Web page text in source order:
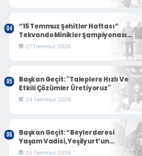
“15 Temmuz Şehitler Haftası”
Tekvando Minikler Şampiyonası
Nefes Kesti
27 Temmuz 2026
Başkan Geçit: "Taleplere Hızlı Ve
Etkili Çözümler Üretiyoruz"
24 Temmuz 2026
Başkan Geçit: “Beylerderesi
Yaşam Vadisi, Yeşilyurt’un
Turizm Ve Sosyal Yaşamına Yeni
23 Temmuz 2026